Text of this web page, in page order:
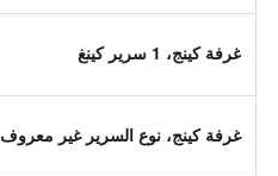
غرفة كينج، 1 سرير كينغ
غرفة كينج، نوع السرير غير معروف